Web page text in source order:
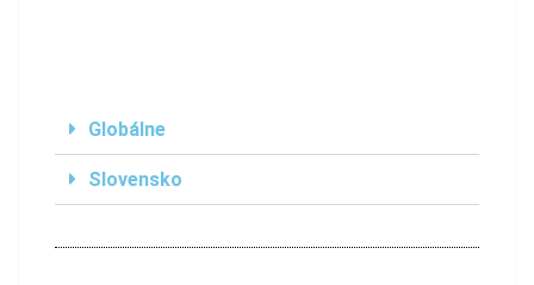
Globálne
Slovensko